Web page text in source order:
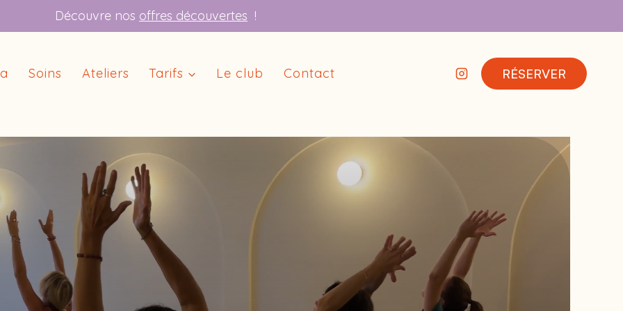
Découvre nos offres découvertes !
Soins Ateliers Tarifs Le club Contact RÉSERVER